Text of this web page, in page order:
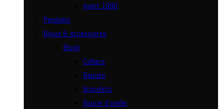
Avant 1990
Pendules
Bijoux & accessoires
Blush
Colliers
Bagues
Bracelets
Boucle d’oreille